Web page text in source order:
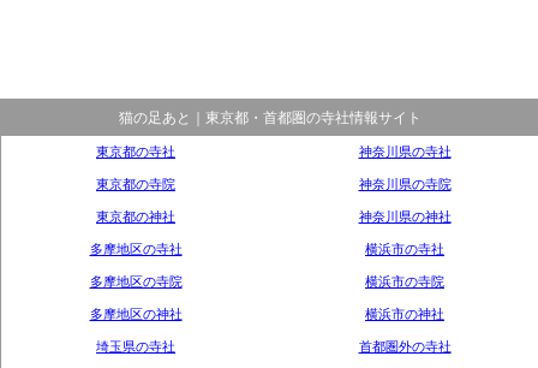
猫の足あと｜東京都・首都圏の寺社情報サイト
東京都の寺社
東京都の寺院
東京都の神社
多摩地区の寺社
多摩地区の寺院
多摩地区の神社
神奈川県の寺社
神奈川県の寺院
神奈川県の神社
横浜市の寺社
横浜市の寺院
横浜市の神社
埼玉県の寺社 首都圏外の寺社